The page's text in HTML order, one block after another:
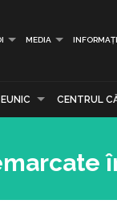
MEDIA
EUNIC CENTRUL